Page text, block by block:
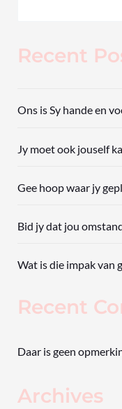
Recent
Ons is Sy hande en
Jy moet ook jouself
Gee hoop waar jy
Bid jy dat jou
Wat is die impak van
Recent
Daar is geen
Archives